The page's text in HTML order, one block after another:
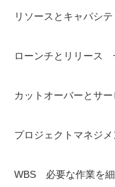
リソースとキャパシ
ローンチとリリース
カットオーバーとサ
プロジェクトマネジ
WBS 必要な作業を細